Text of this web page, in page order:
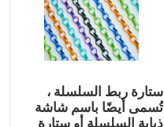
ستارة ربط السلسلة ،
تُسمى أيضًا باسم شاشة
ذبابة السلسلة أو ستارة